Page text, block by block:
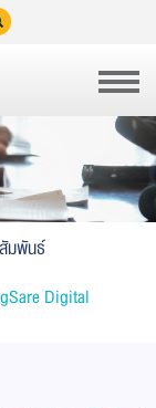
มพันธ์
Digital